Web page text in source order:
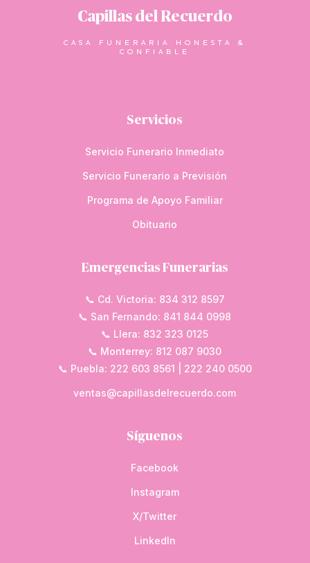
Capillas del Recuerdo
CASA FUNERARIA HONESTA &
CONFIABLE
Servicios
Servicio Funerario Inmediato
Servicio Funerario a Previsión
Programa de Apoyo Familiar
Obituario
Emergencias Funerarias
📞 Cd. Victoria: 834 312 8597
📞 San Fernando: 841 844 0998
📞 Llera: 832 323 0125
📞 Monterrey: 812 087 9030
📞 Puebla: 222 603 8561 | 222 240 0500
ventas@capillasdelrecuerdo.com
Síguenos
Facebook
Instagram
X/Twitter
LinkedIn